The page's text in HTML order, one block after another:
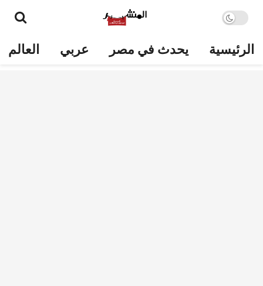
الرئيسية يحدث في مصر عربي العالم